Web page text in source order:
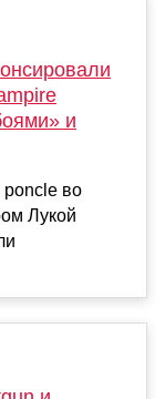
и
poncle во
Лукой